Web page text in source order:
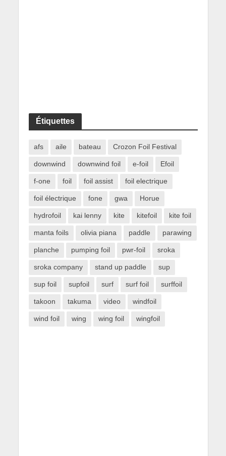
Étiquettes
afs aile bateau Crozon Foil Festival
downwind downwind foil e-foil Efoil
f-one foil foil assist foil electrique
foil électrique fone gwa Horue
hydrofoil kai lenny kite kitefoil kite foil
manta foils olivia piana paddle parawing
planche pumping foil pwr-foil sroka
sroka company stand up paddle sup
sup foil supfoil surf surf foil surffoil
takoon takuma video windfoil
wind foil wing wing foil wingfoil